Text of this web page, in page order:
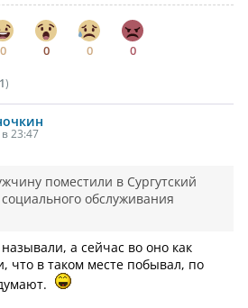
0 0 0 0
1)
23:47
поместили в Сургутский
обслуживания
а сейчас во оно как
что в таком месте побывал, по